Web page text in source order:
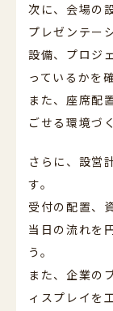
次に、会場の
プレゼンテー
設備、プロジ
っているかを
また、座席配
ごせる環境づ
さらに、設営
す。
受付の配置、
当日の流れを
う。
また、企業の
ィスプレイを